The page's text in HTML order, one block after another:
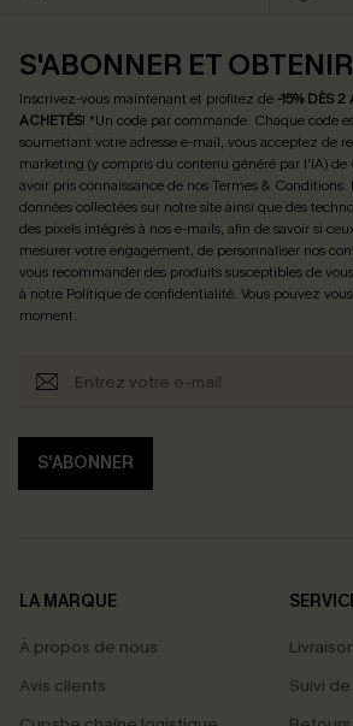
S'ABONNER ET
Inscrivez-vous maintenant et profitez de -15% DÈS
ACHETÉS! *Un code par commande. Chaque code
soumettant votre adresse e-mail, vous acceptez de
marketing (y compris du contenu généré par l'IA) de
avoir pris connaissance de nosTermes & Conditions.
données collectées sur notre site ainsi que des
des pixels intégrés à nos e-mails, afin de savoir si
mesurer votre engagement, de personnaliser nos
vous recommander des produits susceptibles de
à notre Politique de confidentialité. Vous pouvez
moment.
S'ABONNER
LA MARQUE
À propos de nous
Avis clients
Suivi